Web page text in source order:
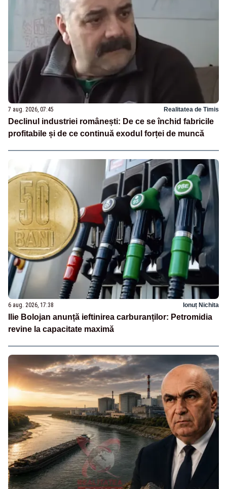
7 aug. 2026, 07:45 Realitatea de Timis
Declinul industriei românești: De ce se închid fabricile
profitabile și de ce continuă exodul forței de muncă
6 aug. 2026, 17:38 Ionuț Nichita
Ilie Bolojan anunță ieftinirea carburanților: Petromidia
revine la capacitate maximă